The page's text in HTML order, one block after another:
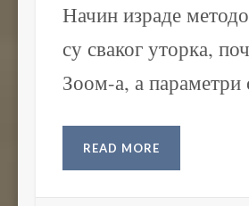
Начин израде
су сваког уторка,
Зоом-а, а параметри
READ MORE